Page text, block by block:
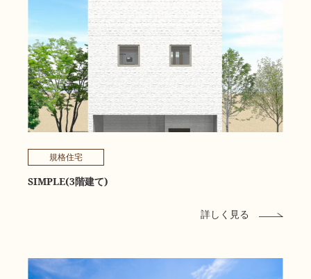
規格住宅
SIMPLE(3階建て)
詳しく見る